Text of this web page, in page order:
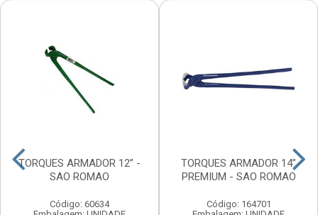
TORQUES ARMADOR 12” -
SAO ROMAO
Código: 60634
TORQUES ARMADOR 14”
PREMIUM - SAO ROMAO
Código: 164701